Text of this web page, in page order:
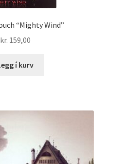
“Mighty Wind”
kr. 159,00
í kurv